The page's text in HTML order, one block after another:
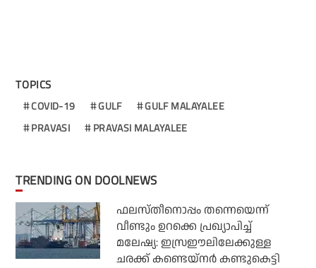
TOPICS
COVID-19 GULF
GULF MALAYALEE
PRAVASI
PRAVASI MALAYALEE
TRENDING ON DOOLNEWS
ഫലസ്തീനൊപ്പം തന്നെയെന്ന്
വീണ്ടും ഉറക്കെ പ്രഖ്യാപിച്ച്
മലേഷ്യ: ഇസ്രഈലിലേക്കുള്ള
ചരക്ക് കണ്ടെയ്‌നര്‍ കണ്ടുകെട്ടി